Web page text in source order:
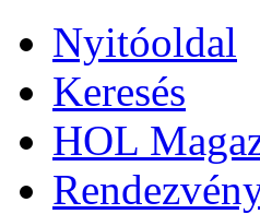
Nyitóoldal
Keresés
HOL